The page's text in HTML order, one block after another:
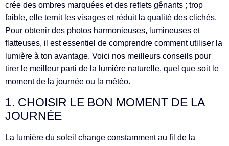
crée des ombres marquées et des reflets gênants ; trop
faible, elle ternit les visages et réduit la qualité des clichés.
Pour obtenir des photos harmonieuses, lumineuses et
flatteuses, il est essentiel de comprendre comment utiliser la
lumière à ton avantage. Voici nos meilleurs conseils pour
tirer le meilleur parti de la lumière naturelle, quel que soit le
moment de la journée ou la météo.
1. CHOISIR LE BON MOMENT DE LA
JOURNÉE
La lumière du soleil change constamment au fil de la